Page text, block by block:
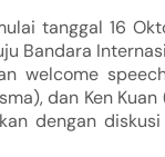
tanggal 16
Bandara
welcome
dan Ken
dengan